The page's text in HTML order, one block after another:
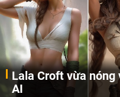
Lala Croft vừa
AI